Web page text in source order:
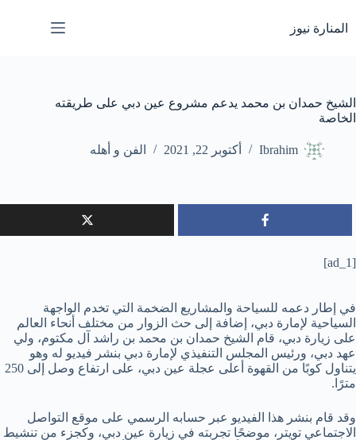
إلى
المحتوى
المنارة نيوز
الشيخ حمدان بن محمد يدعم مشروع عين دبي على طريقته
الخاصة
Ibrahim أكتوبر 22, 2021 الفن و أهله
[ad_1]
في إطار دعمه للسياحة والمشاريع الضخمة التي تخدم الواجهة
السياحية لإمارة دبي، إضافة إلى حث الزوار من مختلف أنحاء العالم
على زيارة دبي، قام الشيخ حمدان بن محمد بن راشد آل مكتوم، ولي
عهد دبي، ورئيس المجلس التنفيذي لإمارة دبي بنشر فيديو له وهو
يتناول كوبًا من القهوة أعلى عجلة عين دبي، على ارتفاع وصل إلى 250
مترًا.
وقد قام بنشر هذا الفيديو عبر حسابه الرسمي على موقع التواصل
الاجتماعي تويتر، موضحًا تجربته في زيارة عين دبي، وكجزء من تنشيط